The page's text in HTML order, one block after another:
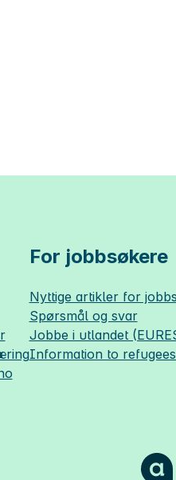
For jobbsøkere
Nyttige artikler for
Spørsmål og svar
Jobbe i utlandet
Information to